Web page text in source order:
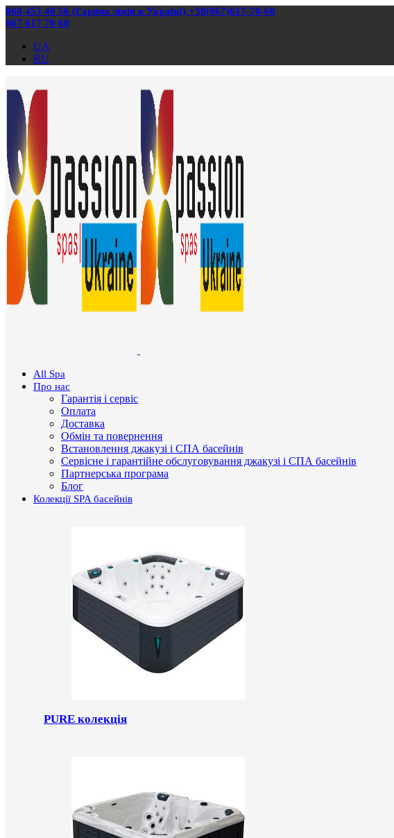
068 453 40 56 (Гаряча лінія в Україні) +38(067)617-70-60
067 617 70 60
UA
RU
All Spa
Про нас
Гарантія і сервіс
Оплата
Доставка
Обмін та повернення
Встановлення джакузі і СПА басейнів
Сервісне і гарантійне обслуговування джакузі і СПА басейнів
Партнерська програма
Блог
Колекції SPA басейнів
PURE колекція